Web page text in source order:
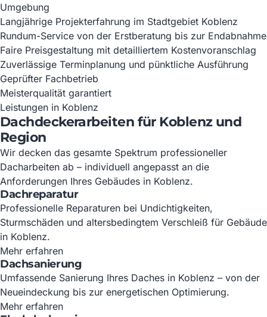
Umgebung
Langjährige Projekterfahrung im Stadtgebiet Koblenz
Rundum-Service von der Erstberatung bis zur Endabnahme
Faire Preisgestaltung mit detailliertem Kostenvoranschlag
Zuverlässige Terminplanung und pünktliche Ausführung
Geprüfter Fachbetrieb
Meisterqualität garantiert
Leistungen in Koblenz
Dachdeckerarbeiten für Koblenz und
Region
Wir decken das gesamte Spektrum professioneller
Dacharbeiten ab – individuell angepasst an die
Anforderungen Ihres Gebäudes in Koblenz.
Dachreparatur
Professionelle Reparaturen bei Undichtigkeiten,
Sturmschäden und altersbedingtem Verschleiß für Gebäude
in Koblenz.
Mehr erfahren
Dachsanierung
Umfassende Sanierung Ihres Daches in Koblenz – von der
Neueindeckung bis zur energetischen Optimierung.
Mehr erfahren